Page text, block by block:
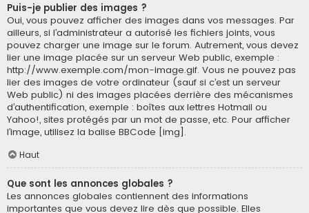
Puis-je publier des images ?
Oui, vous pouvez afficher des images dans vos messages. Par
ailleurs, si l’administrateur a autorisé les fichiers joints, vous
pouvez charger une image sur le forum. Autrement, vous devez
lier une image placée sur un serveur Web public, exemple :
http://www.exemple.com/mon-image.gif. Vous ne pouvez pas
lier des images de votre ordinateur (sauf si c’est un serveur
Web public) ni des images placées derrière des mécanismes
d’authentification, exemple : boîtes aux lettres Hotmail ou
Yahoo!, sites protégés par un mot de passe, etc. Pour afficher
l’image, utilisez la balise BBCode [img].
Haut
Que sont les annonces globales ?
Les annonces globales contiennent des informations
importantes que vous devez lire dès que possible. Elles